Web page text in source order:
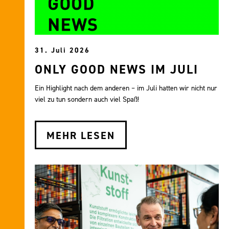
31. Juli 2026
ONLY GOOD NEWS IM JULI
Ein Highlight nach dem anderen – im Juli hatten wir nicht nur
viel zu tun sondern auch viel Spaß!
MEHR LESEN